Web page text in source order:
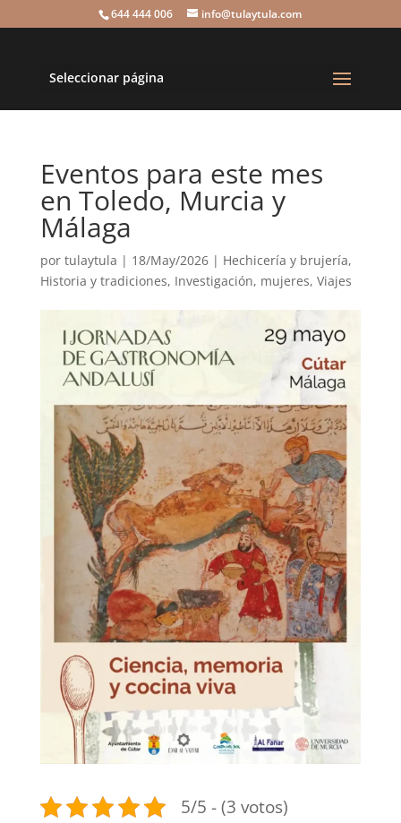
644 444 006 info@tulaytula.com
Seleccionar página
Eventos para este mes
en Toledo, Murcia y
Málaga
por tulaytula | 18/May/2026| Hechicería y brujería,
Historia y tradiciones, Investigación, mujeres, Viajes
5/5 - (3 votos)